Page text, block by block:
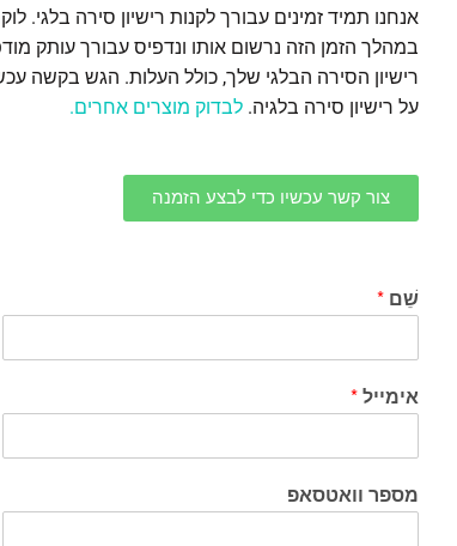
אנחנו תמיד זמינים עבורך לקנות רישיון סירה בלגי.
במהלך הזמן הזה נרשום אותו ונדפיס עבורך עותק
רישיון הסירה הבלגי שלך, כולל העלות. הגש בקשה
על רישיון סירה בלגיה. לבדוק מוצרים אחרים.
צור קשר עכשיו כדי לבצע הזמנה
שֵׁם *
אימייל*
מספר וואטסאפ